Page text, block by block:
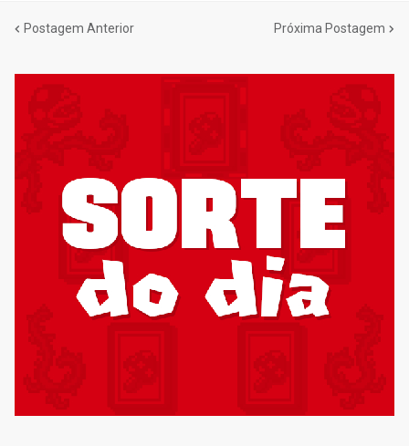
Postagem Anterior Próxima Postagem